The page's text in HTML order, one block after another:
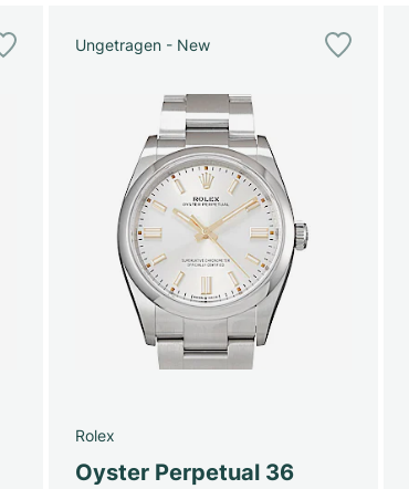
Ungetragen - New
Rolex
Oyster Perpetual 36